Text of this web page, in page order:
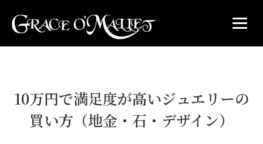
10万円で満足度が高いジュエリーの
買い方（地金・石・デザイン）